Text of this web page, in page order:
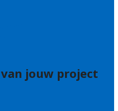
jouw project